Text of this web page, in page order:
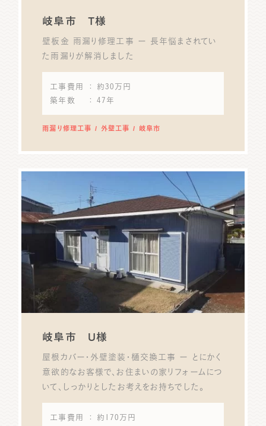
岐阜市 T様
壁板金 雨漏り修理工事 ー 長年悩まされてい
た雨漏りが解消しました
工事費用
： 約30万円
築年数
： 47年
雨漏り修理工事 外壁工事 岐阜市
岐阜市 U様
屋根カバー・外壁塗装・樋交換工事 ー とにかく
意欲的なお客様で、お住まいの家リフォームにつ
いて、しっかりとしたお考えをお持ちでした。
工事費用
： 約170万円